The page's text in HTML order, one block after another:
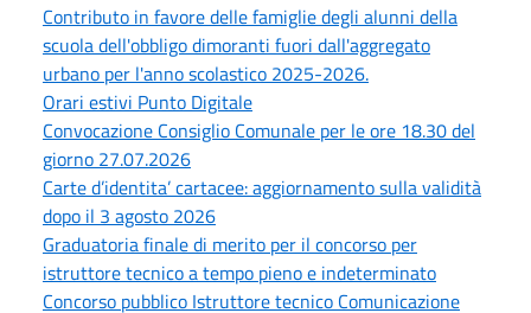
Contributo in favore delle famiglie degli alunni della
scuola dell'obbligo dimoranti fuori dall'aggregato
urbano per l'anno scolastico 2025-2026.
Orari estivi Punto Digitale
Convocazione Consiglio Comunale per le ore 18.30 del
giorno 27.07.2026
Carte d’identita’ cartacee: aggiornamento sulla validità
dopo il 3 agosto 2026
Graduatoria finale di merito per il concorso per
istruttore tecnico a tempo pieno e indeterminato
Concorso pubblico Istruttore tecnico Comunicazione